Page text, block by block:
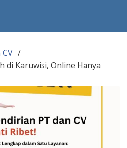
CV
di Karuwisi, Online Hanya